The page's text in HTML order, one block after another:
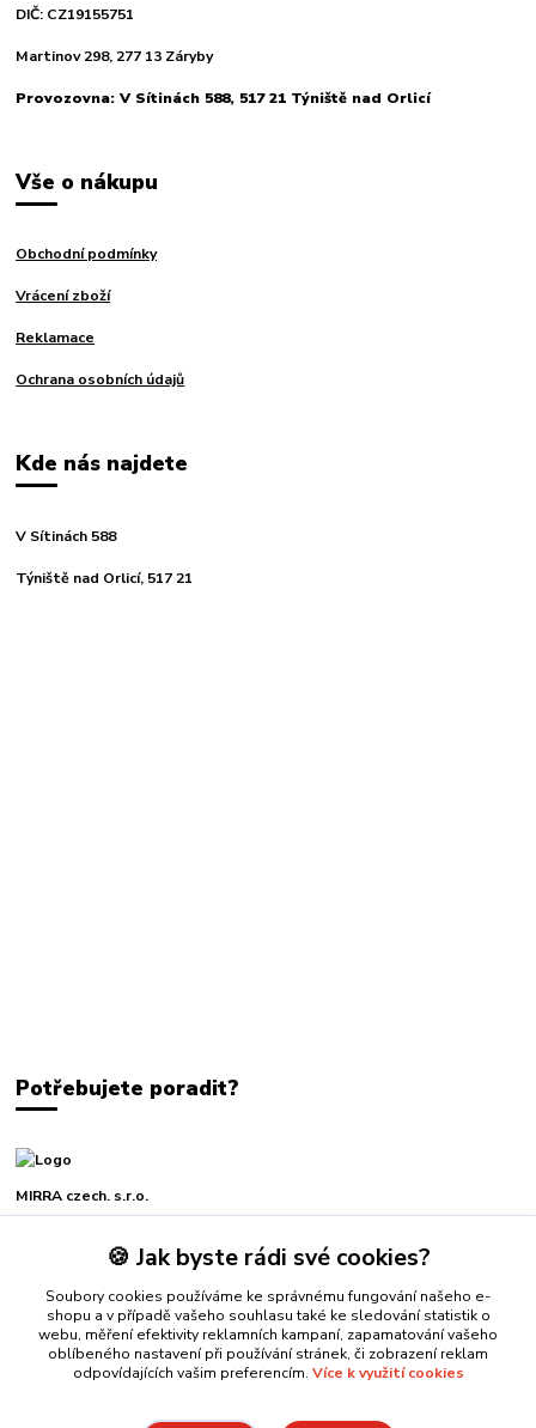
DIČ: CZ19155751
Martinov 298, 277 13 Záryby
Provozovna: V Sítinách 588, 517 21 Týniště nad Orlicí
Vše o nákupu
Obchodní podmínky
Vrácení zboží
Reklamace
Ochrana osobních údajů
Kde nás najdete
V Sítinách 588
Týniště nad Orlicí, 517 21
Potřebujete poradit?
MIRRA czech. s.r.o.
+420 739 229 771
mirra@mirra.cz
🍪 Jak byste rádi své cookies?
Soubory cookies používáme ke správnému fungování našeho e-
shopu a v případě vašeho souhlasu také ke sledování statistik o
webu, měření efektivity reklamních kampaní, zapamatování vašeho
oblíbeného nastavení při používání stránek, či zobrazení reklam
odpovídajících vašim preferencím. Více k využití cookies